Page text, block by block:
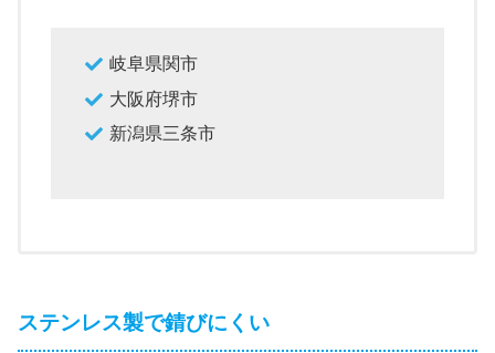
岐阜県関市
大阪府堺市
新潟県三条市
ステンレス製で錆びにくい